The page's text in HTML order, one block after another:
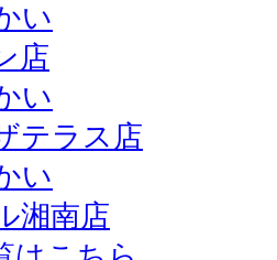
い
店
い
テラス店
い
湘南店